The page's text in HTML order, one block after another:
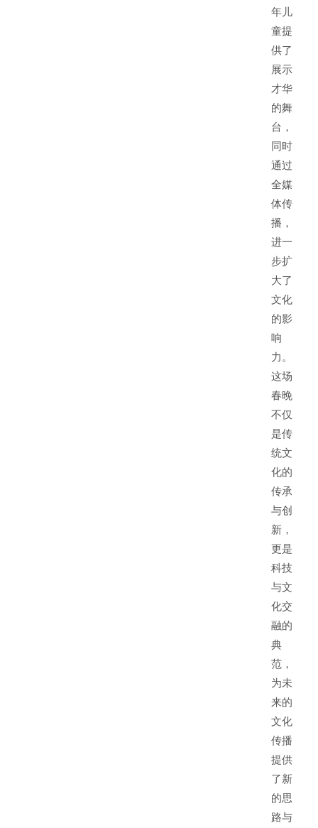
年儿
童提
供了
展示
才华
的舞
台，
同时
通过
全媒
体传
播，
进一
步扩
大了
文化
的影
响
力。
这场
春晚
不仅
是传
统文
化的
传承
与创
新，
更是
科技
与文
化交
融的
典
范，
为未
来的
文化
传播
提供
了新
的思
路与